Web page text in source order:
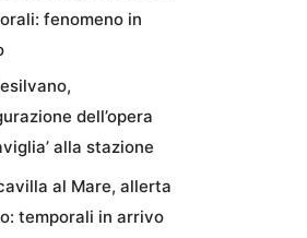
fenomeno in
dell’opera
alla stazione
al Mare, allerta
temporali in arrivo